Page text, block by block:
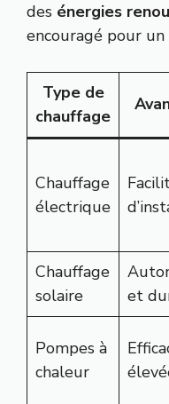
des énergies
encouragé pour
Type de
chauffage
Chauffage
électrique
Chauffage
solaire
et
Pompes à
chaleur